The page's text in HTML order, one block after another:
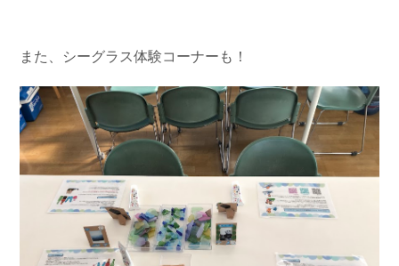
また、シーグラス体験コーナーも！